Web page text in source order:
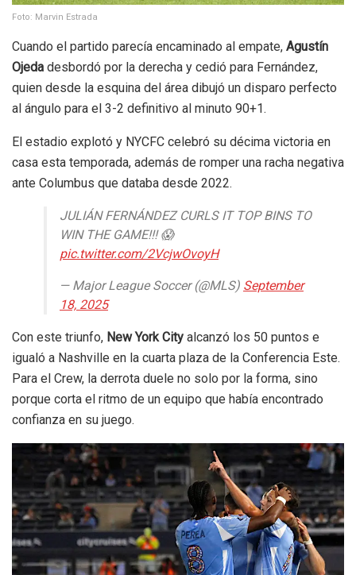
Foto: Marvin Estrada
Cuando el partido parecía encaminado al empate, Agustín
Ojeda desbordó por la derecha y cedió para Fernández,
quien desde la esquina del área dibujó un disparo perfecto
al ángulo para el 3-2 definitivo al minuto 90+1.
El estadio explotó y NYCFC celebró su décima victoria en
casa esta temporada, además de romper una racha negativa
ante Columbus que databa desde 2022.
JULIÁN FERNÁNDEZ CURLS IT TOP BINS TO
WIN THE GAME!!! 😱
pic.twitter.com/2VcjwOvoyH
— Major League Soccer (@MLS)September
18, 2025
Con este triunfo, New York City alcanzó los 50 puntos e
igualó a Nashville en la cuarta plaza de la Conferencia Este.
Para el Crew, la derrota duele no solo por la forma, sino
porque corta el ritmo de un equipo que había encontrado
confianza en su juego.